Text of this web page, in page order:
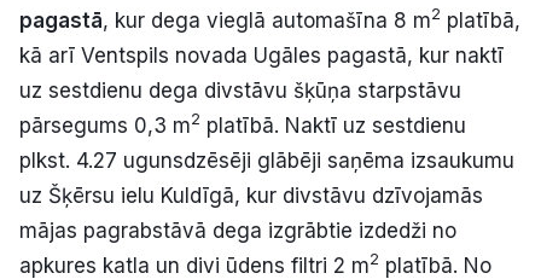
E-avīze Abonē
pagastā, kur dega vieglā automašīna 8 m2 platībā,
kā arī Ventspils novada Ugāles pagastā, kur naktī
uz sestdienu dega divstāvu šķūņa starpstāvu
pārsegums 0,3 m2 platībā. Naktī uz sestdienu
plkst. 4.27 ugunsdzēsēji glābēji saņēma izsaukumu
uz Šķērsu ielu Kuldīgā, kur divstāvu dzīvojamās
mājas pagrabstāvā dega izgrābtie izdedži no
apkures katla un divi ūdens filtri 2 m2 platībā. No